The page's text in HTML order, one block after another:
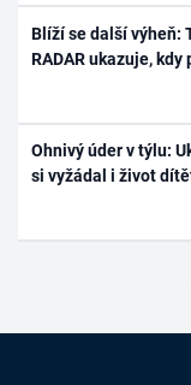
Blíží se další výheň:
RADAR ukazuje,
Ohnivý úder v týlu:
si vyžádal i život